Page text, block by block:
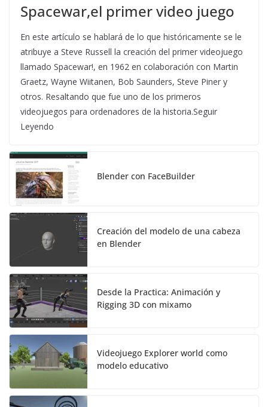
Spacewar,el primer video juego
En este artículo se hablará de lo que históricamente se le
atribuye a Steve Russell la creación del primer videojuego
llamado Spacewar!, en 1962 en colaboración con Martin
Graetz, Wayne Wiitanen, Bob Saunders, Steve Piner y
otros. Resaltando que fue uno de los primeros
videojuegos para ordenadores de la historia.Seguir
Leyendo
Blender con FaceBuilder
Creación del modelo de una cabeza
en Blender
Desde la Practica: Animación y
Rigging 3D con mixamo
Videojuego Explorer world como
modelo educativo